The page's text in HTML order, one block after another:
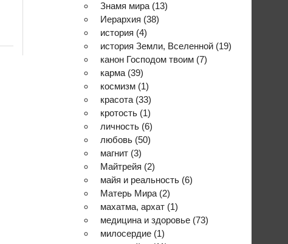
Знамя мира (13)
Иерархия (38)
история (4)
история Земли, Вселенной (19)
канон Господом твоим (7)
карма (39)
космизм (1)
красота (33)
кротость (1)
личность (6)
любовь (50)
магнит (3)
Майтрейя (2)
майя и реальность (6)
Матерь Мира (2)
махатма, архат (1)
медицина и здоровье (73)
милосердие (1)